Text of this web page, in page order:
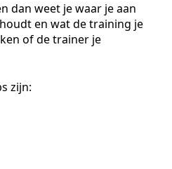
dan weet je waar je aan
en wat de training je
of de trainer je
zijn: